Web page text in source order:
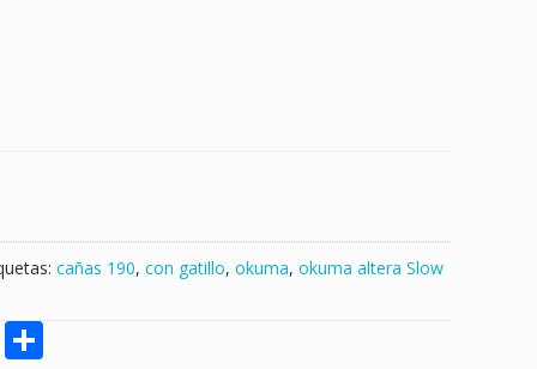
cañas 190, con gatillo, okuma, okuma altera Slow
M